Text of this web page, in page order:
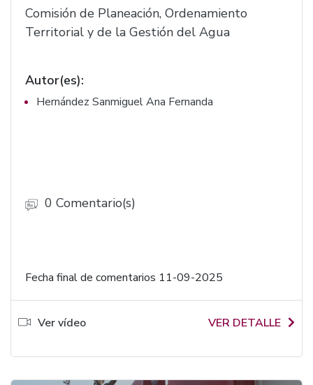
Protección al Ambiente; y se reforma el
artículo 86 del Código Urbano del estado de
Comisión de Planeación, Ordenamiento
Territorial y de la Gestión del Agua
Autor(es):
Hernández Sanmiguel Ana Fernanda
0 Comentario(s)
Fecha final de comentarios 11-09-2025
Ver vídeo VER DETALLE